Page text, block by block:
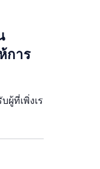
การ
ผู้ที่เพิ่งเร